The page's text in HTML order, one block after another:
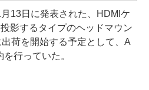
13日に発表された、HDMIケ
影するタイプのヘッドマウン
荷を開始する予定として、A
行っていた。